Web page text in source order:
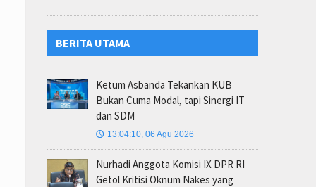
BERITA UTAMA
Ketum Asbanda Tekankan KUB
Bukan Cuma Modal, tapi Sinergi IT
dan SDM
🕔 13:04:10, 06 Agu 2026
Nurhadi Anggota Komisi IX DPR RI
Getol Kritisi Oknum Nakes yang